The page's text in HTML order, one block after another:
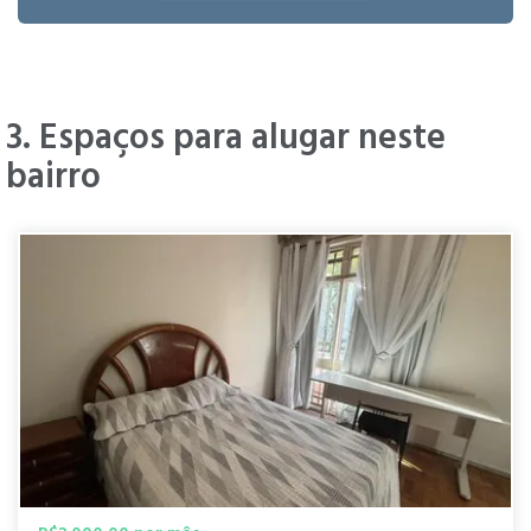
L.
" é um bairro nobre e boêmio de Belo
Horizonte, Minas Gerais, que se
destaca por sua rica oferta cultural,
infraestrutura completa e localização
privilegiada: Cultura, Comércio,
Gastronomia, Lazer e muito mais. "
R.
há 1 ano
3. Espaços para alugar neste
bairro